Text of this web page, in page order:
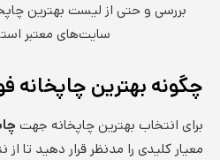
بررسی و حتی از لیست بهترین
سایت‌های معتبر
چگونه بهترین چاپخانه
برای انتخاب بهترین چاپخانه جهت
معیار کلیدی را مدنظر قرار دهید تا